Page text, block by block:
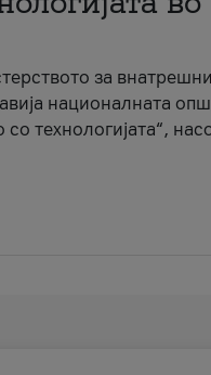
за
националната
технологијата“,